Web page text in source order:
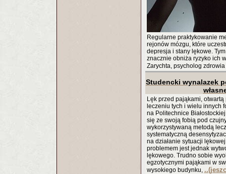
Regularne praktykowanie
rejonów mózgu, które
depresja i stany lękowe.
znacznie obniża ryzyko ich
Zarychta, psycholog zdrowia
Studencki wynalazek
Lęk przed pająkami,
leczeniu tych i wielu innych
na Politechnice
się ze swoją fobią pod
wykorzystywaną metodą
systematyczną
na działanie sytuacji
problemem jest jednak
lękowego. Trudno sobie
egzotycznymi pająkami w
wysokiego budynku,